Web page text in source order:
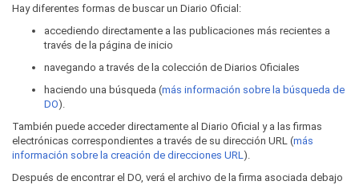
Hay diferentes formas de buscar un Diario Oficial:
accediendo directamente a las publicaciones más recientes a
través de la página de inicio
navegando a través de la colección de Diarios Oficiales
haciendo una búsqueda (más información sobre la búsqueda de
DO).
También puede acceder directamente al Diario Oficial y a las firmas
electrónicas correspondientes a través de su dirección URL (más
información sobre la creación de direcciones URL).
Después de encontrar el DO, verá el archivo de la firma asociada debajo